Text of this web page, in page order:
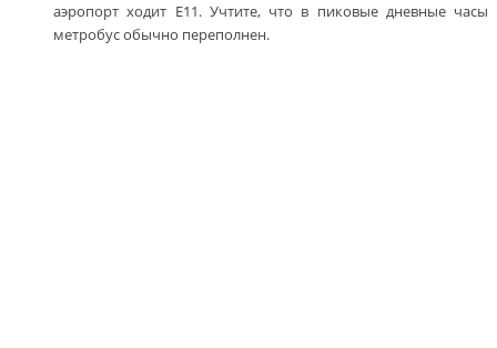
аэропорт ходит Е11. Учтите, что в пиковые дневные часы
метробус обычно переполнен.